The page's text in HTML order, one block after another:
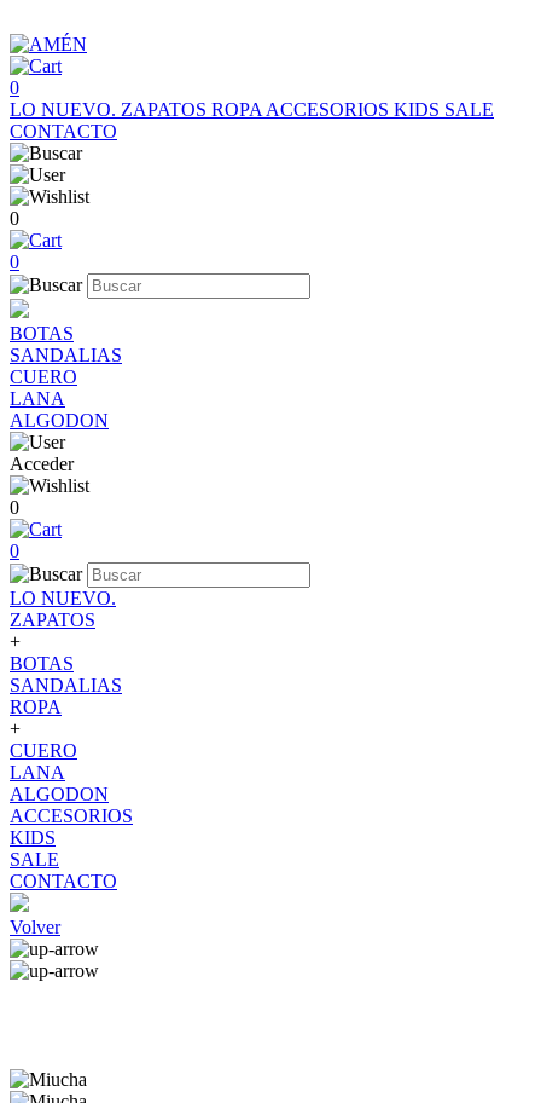
0
LO NUEVO. ZAPATOS ROPA ACCESORIOS KIDS SALE
CONTACTO
0
0
BOTAS
SANDALIAS
CUERO
LANA
ALGODON
Acceder
0
0
LO NUEVO.
ZAPATOS
+
BOTAS
SANDALIAS
ROPA
+
CUERO
LANA
ALGODON
ACCESORIOS
KIDS
SALE
CONTACTO
Volver